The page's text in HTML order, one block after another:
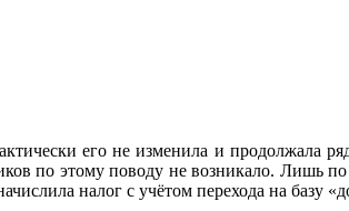
его не изменила и продолжала
по этому поводу не возникало. Лишь по
налог с учётом перехода на базу